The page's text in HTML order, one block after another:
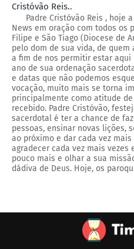
Cristóvão Reis..
Padre Cristóvão Reis , hoje a
News em oração com todos os
Filipe e São Tiago (Diocese de
pelo dom de sua vida, de
a fim de nos permitir estar aqui
ano de sua ordenação
e datas que não podemos
vocação, muito mais se torna
principalmente como atitude
recebido. Padre Cristóvão,
sacerdotal é ter a chance de
pessoas, ensinar novas lições,
ao próximo e dar cada vez
agradecer cada vez mais vezes
pouco mais e olhar a sua
dádiva de Deus. Hoje, os